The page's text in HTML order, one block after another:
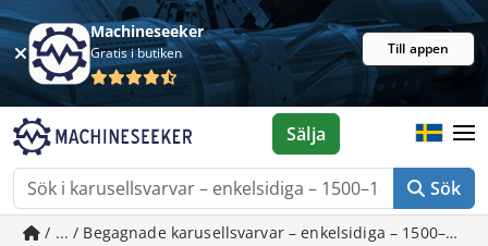
Machineseeker
Gratis i butiken Till appen
Sök
Sälja
/ ... / Begagnade karusellsvarvar – enkelsidiga –